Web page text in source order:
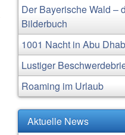
Der Bayerische Wald –
Bilderbuch
1001 Nacht in Abu
Lustiger
Roaming im Urlaub
Aktuelle News